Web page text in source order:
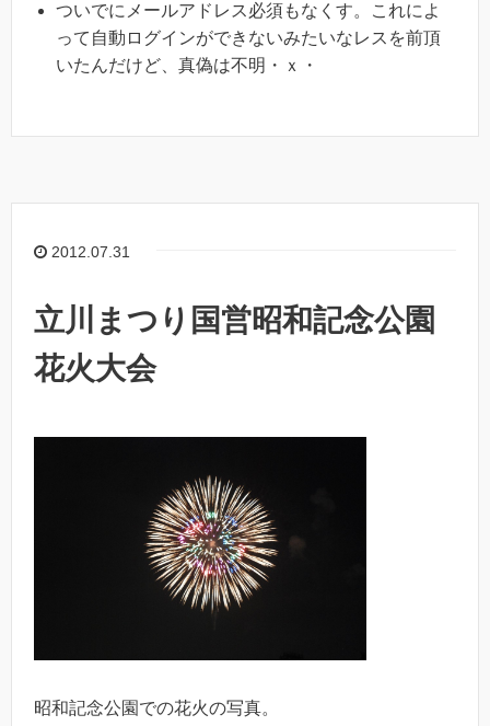
ついでにメールアドレス必須もなくす。これによ
って自動ログインができないみたいなレスを前頂
いたんだけど、真偽は不明・ｘ・
2012.07.31
立川まつり国営昭和記念公園
花火大会
昭和記念公園での花火の写真。